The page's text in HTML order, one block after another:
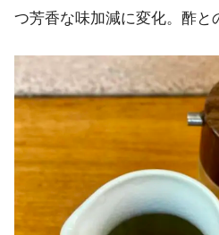
つ芳香な味加減に変化。酢と